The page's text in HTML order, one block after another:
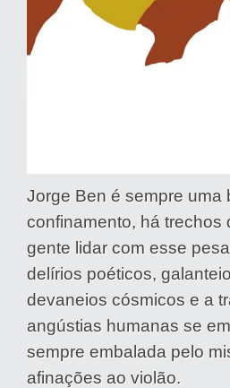
Jorge Ben é sempre uma
confinamento, há trechos
gente lidar com esse
delírios poéticos,
devaneios cósmicos e a
angústias humanas se
sempre embalada pelo
afinações ao violão.